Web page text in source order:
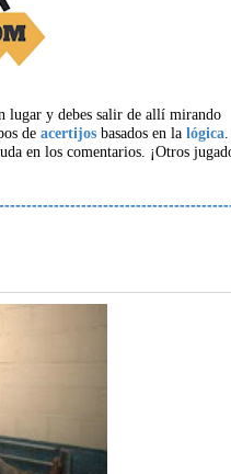
lugar y debes salir de allí mirando
deacertijos basados en lalógica
en los comentarios. ¡Otros